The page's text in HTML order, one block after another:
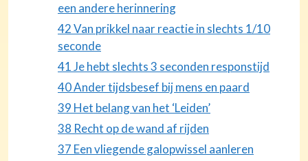
een andere herinnering
42 Van prikkel naar reactie in slechts 1/10
seconde
41 Je hebt slechts 3 seconden responstijd
40 Ander tijdsbesef bij mens en paard
39 Het belang van het ‘Leiden’
38 Recht op de wand af rijden
37 Een vliegende galopwissel aanleren